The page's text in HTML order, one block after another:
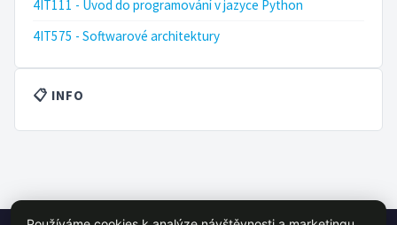
4IT111 - Úvod do programování v jazyce Python
4IT575 - Softwarové architektury
📋 INFO